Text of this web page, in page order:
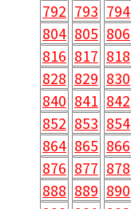
792 793 794
804 805 806
816 817 818
828 829 830
840 841 842
852 853 854
864 865 866
876 877 878
888 889 890